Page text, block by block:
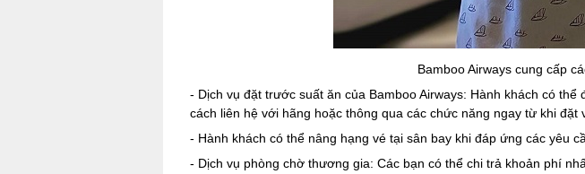
Bamboo Airways cung cấp
- Dịch vụ đặt trước suất ăn của Bamboo Airways: Hành khách có
cách liên hệ với hãng hoặc thông qua các chức năng ngay từ khi đặt
- Hành khách có thể nâng hạng vé tại sân bay khi đáp ứng các yêu
- Dịch vụ phòng chờ thương gia: Các bạn có thể chi trả khoản phí